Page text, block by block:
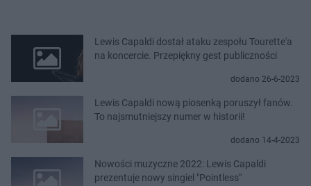
Lewis Capaldi dostał ataku zespołu Tourette'a
na koncercie. Przepiękny gest publiczności
dodano 26-6-2023
Lewis Capaldi nową piosenką poruszył fanów.
To najsmutniejszy numer w historii!
dodano 14-4-2023
Nowości muzyczne 2022: Lewis Capaldi
prezentuje nowy singiel "Pointless"